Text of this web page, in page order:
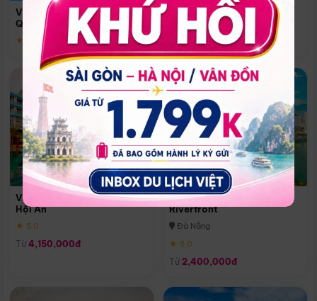
Vinpearl Resort & Spa Phu
Quoc
★ 5.0
Quoc
Phú Quốc
★ 5.0
Vinpearl Resort & Golf Nam
Hội An
★ 5.0
Từ 4,150,000đ
Melia Vinpearl Danang
Riverfront
Đà Nẵng
★ 5.0
Từ 2,400,000đ